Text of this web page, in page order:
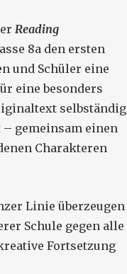
Reading
8a den ersten
und Schüler eine
eine besonders
selbständig
gemeinsam einen
Charakteren
Linie überzeugen
Schule gegen alle
Fortsetzung